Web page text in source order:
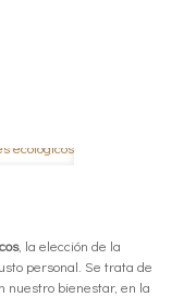
, la elección de la
personal. Se trata de
nuestro bienestar, en la